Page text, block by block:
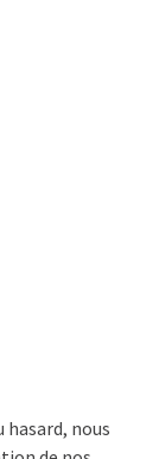
hasard, nous